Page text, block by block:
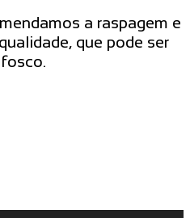
a raspagem e
que pode ser